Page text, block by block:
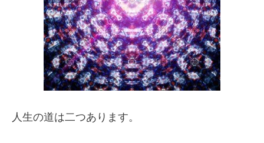
人生の道は二つあります。